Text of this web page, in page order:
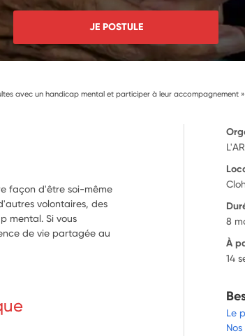
JE POSTULE
avec un handicap mental et participer à leur accompagnement »
façon d'être soi-même
volontaires, des
mental. Si vous
de vie partagée au
8
À
14
Le